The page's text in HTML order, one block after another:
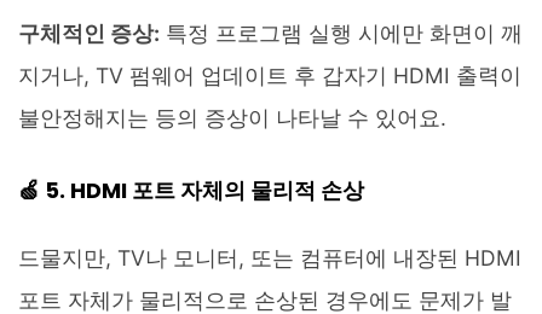
구체적인 증상: 특정 프로그램 실행 시에만 화면이 깨
지거나, TV 펌웨어 업데이트 후 갑자기 HDMI 출력이
불안정해지는 등의 증상이 나타날 수 있어요.
🍏 5. HDMI 포트 자체의 물리적 손상
드물지만, TV나 모니터, 또는 컴퓨터에 내장된 HDMI
포트 자체가 물리적으로 손상된 경우에도 문제가 발